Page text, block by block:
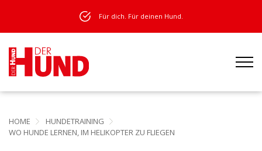
Für dich. Für deinen Hund.
HOME
HUNDETRAINING
WO HUNDE LERNEN, IM HELIKOPTER ZU FLIEGEN